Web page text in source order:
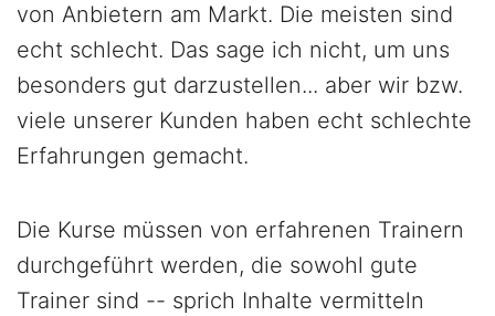
von Anbietern am Markt. Die meisten sind
echt schlecht. Das sage ich nicht, um uns
besonders gut darzustellen... aber wir bzw.
viele unserer Kunden haben echt schlechte
Erfahrungen gemacht.
Die Kurse müssen von erfahrenen Trainern
durchgeführt werden, die sowohl gute
Trainer sind -- sprich Inhalte vermitteln